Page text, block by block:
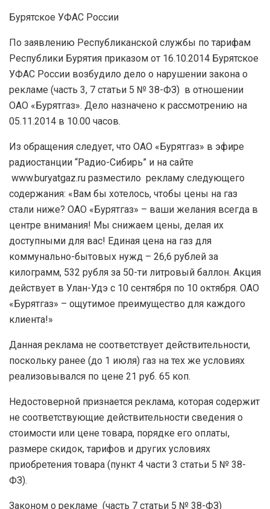
Бурятское УФАС России
По заявлению Республиканской службы по тарифам
Республики Бурятия приказом от 16.10.2014 Бурятское
УФАС России возбудило дело о нарушении закона о
рекламе (часть 3, 7 статьи 5 № 38-ФЗ) в отношении
ОАО «Бурятгаз». Дело назначено к рассмотрению на
05.11.2014 в 10.00 часов.
Из обращения следует, что ОАО «Бурятгаз» в эфире
радиостанции “Радио-Сибирь” и на сайте
www.buryatgaz.ru разместило рекламу следующего
содержания: «Вам бы хотелось, чтобы цены на газ
стали ниже? ОАО «Бурятгаз» – ваши желания всегда в
центре внимания! Мы снижаем цены, делая их
доступными для вас! Единая цена на газ для
коммунально-бытовых нужд – 26,6 рублей за
килограмм, 532 рубля за 50-ти литровый баллон. Акция
действует в Улан-Удэ с 10 сентября по 10 октября. ОАО
«Бурятгаз» – ощутимое преимущество для каждого
клиента!»
Данная реклама не соответствует действительности,
поскольку ранее (до 1 июля) газ на тех же условиях
реализовывался по цене 21 руб. 65 коп.
Недостоверной признается реклама, которая содержит
не соответствующие действительности сведения о
стоимости или цене товара, порядке его оплаты,
размере скидок, тарифов и других условиях
приобретения товара (пункт 4 части 3 статьи 5 № 38-
ФЗ).
Законом о рекламе (часть 7 статьи 5 № 38-ФЗ)